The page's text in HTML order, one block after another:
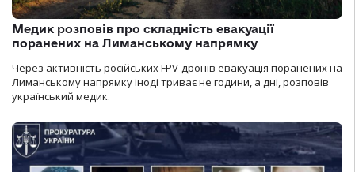
Медик розповів про складність евакуації
поранених на Лиманському напрямку
Через активність російських FPV-дронів евакуація поранених на
Лиманському напрямку іноді триває не години, а дні, розповів
український медик.